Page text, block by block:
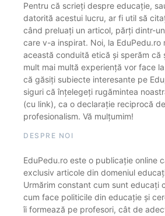
Pentru că scrieți despre educație,
datorită acestui lucru, ar fi util să
când preluați un articol, părți dintr-
care v-a inspirat. Noi, la EduPedu.ro
această conduită etică și sperăm că
mult mai multă experiență vor face
că găsiți subiecte interesante pe
siguri că înțelegeți rugămintea
(cu link), ca o declarație reciprocă
profesionalism. Vă mulțumim!
DESPRE NOI
EduPedu.ro este o publicație online
exclusiv articole din domeniul
Urmărim constant cum sunt educați
cum face politicile din educație și
îi formează pe profesori, cât de